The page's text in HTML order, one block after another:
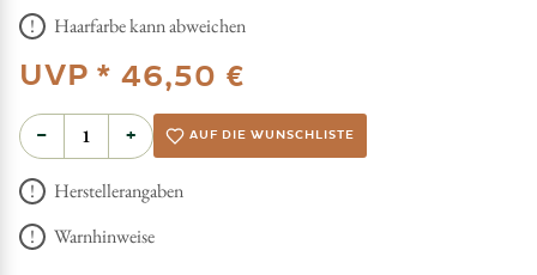
Haarfarbe kann abweichen
UVP * 46,50 €
− + AUF DIE WUNSCHLISTE
Herstellerangaben
Warnhinweise